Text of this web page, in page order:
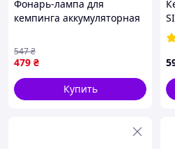
Фонарь-лампа для
кемпинга аккумуляторная
солнечной батарее 14х12
см (1756375550) D10-2026
479 ₴
547₴
Купить